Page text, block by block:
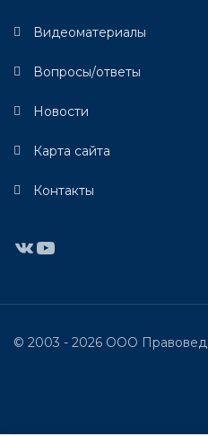
Видеоматериалы
Вопросы/ответы
Новости
Карта сайта
Контакты
ВКонтакте
YouTube
© 2003 - 2026 ООО Правовед